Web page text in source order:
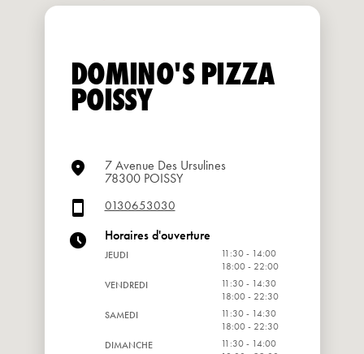
DOMINO'S PIZZA
POISSY
7 Avenue Des Ursulines
78300 POISSY
0130653030
Horaires d'ouverture
JEUDI
11:30 - 14:00
18:00 - 22:00
VENDREDI
11:30 - 14:30
18:00 - 22:30
SAMEDI
11:30 - 14:30
18:00 - 22:30
DIMANCHE
11:30 - 14:00